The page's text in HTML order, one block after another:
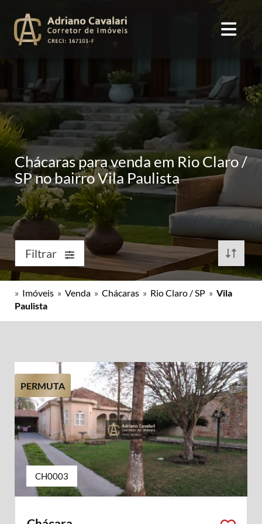
Chácaras para venda em Rio Claro /
SP no bairro Vila Paulista
Filtrar
» Imóveis » Venda » Chácaras » Rio Claro / SP » Vila
Paulista
PERMUTA
CH0003